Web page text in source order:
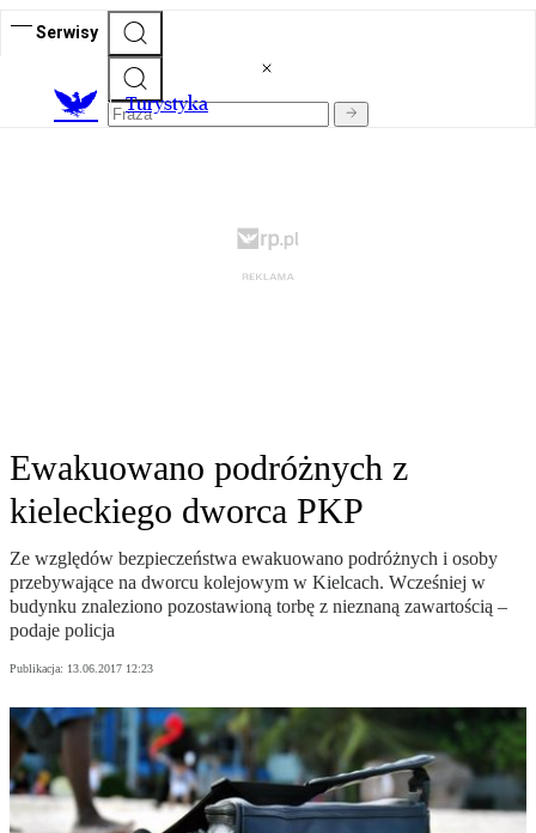
Serwisy
Turystyka
Ewakuowano podróżnych z
kieleckiego dworca PKP
Ze względów bezpieczeństwa ewakuowano podróżnych i osoby
przebywające na dworcu kolejowym w Kielcach. Wcześniej w
budynku znaleziono pozostawioną torbę z nieznaną zawartością –
podaje policja
Publikacja: 13.06.2017 12:23